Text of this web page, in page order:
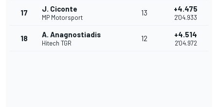
17 J. Ciconte
MP Motorsport
13 +4.475
2'04.933
18 A. Anagnostiadis
Hitech TGR
12 +4.514
2'04.972